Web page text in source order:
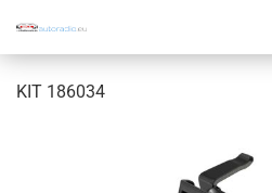
KIT 186034